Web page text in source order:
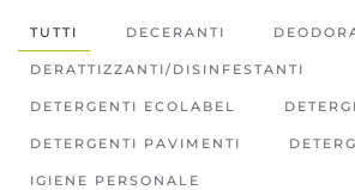
TUTTI DECERANTI
DERATTIZZANTI/DISINFESTANTI
DETERGENTI ECOLABEL
DETERGENTI PAVIMENTI
IGIENE PERSONALE